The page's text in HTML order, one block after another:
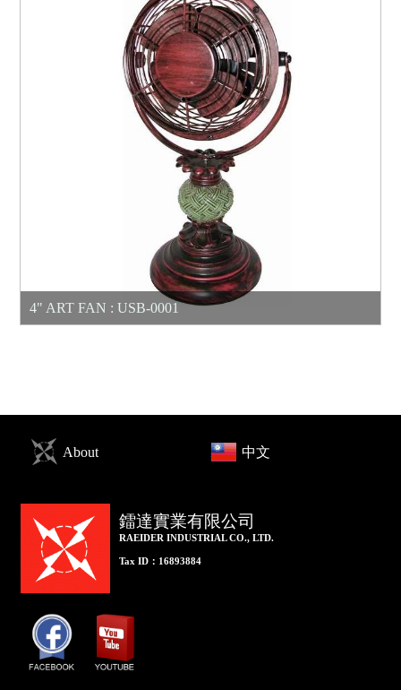
4" ART FAN : USB-0001
About 中文
鐳達實業有限公司
RAEIDER INDUSTRIAL CO., LTD.
Tax ID：16893884